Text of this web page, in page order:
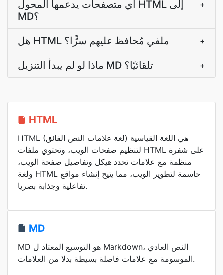
أي متصفحات يدعمها المحول HTML إلى
MD؟
+
هل HTML ملفي مُحافظ عليهم سرًّا؟ +
ماذا لو لم يبدأ التنزيل MD تلقائيًا؟ +
HTML
HTML (لغة علامات النص الفائق) هي اللغة القياسية
لتنظيم صفحات الويب، وتحتوي ملفات HTML على شفرة
منظمة مع علامات تحدد هيكل وتفاصيل صفحة الويب،
ولغة HTML حاسمة لتطوير الويب، مما يتيح إنشاء مواقع
تفاعلية وجذابة بصريا.
MD
MD هو التوسيع المعتاد ل Markdown، النص العادي
الموسومة مع علامات فاصلة بسيطة بدلا من العلامات.